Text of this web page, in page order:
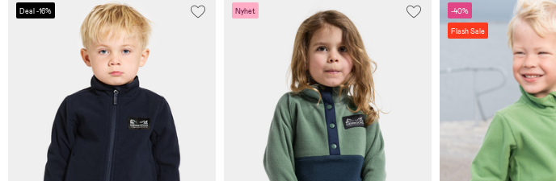
Deal -16% Nyhet -40%
Flash Sale